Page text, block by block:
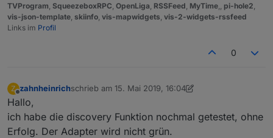
TVProgram SqueezeboxRPC OpenLiga RSSFeed MyTime pi-hole2
vis-json-template skiinfo vis-mapwidgets vis-2-widgets-rssfeed
Links im Profil
0
Z
Offline
zahnheinrichschrieb am 15. Mai 2019, 16:04
zuletzt editiert von zahnheinrich
Hallo,
ich habe die discovery Funktion nochmal getestet, ohne
Erfolg. Der Adapter wird nicht grün.